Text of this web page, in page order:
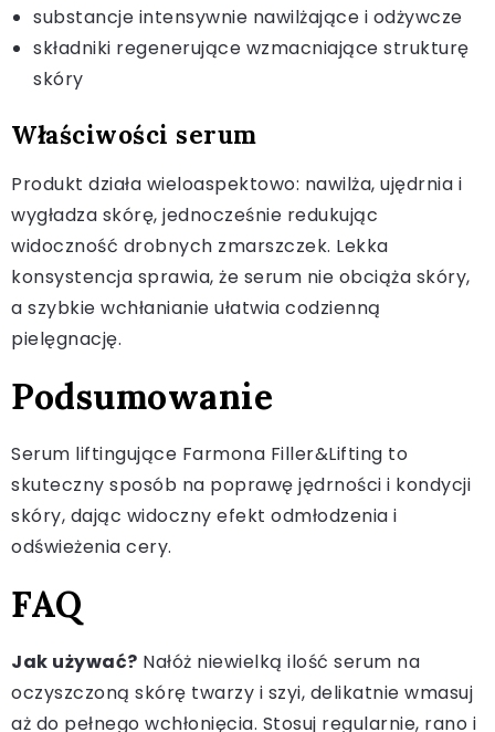
substancje intensywnie nawilżające i odżywcze
składniki regenerujące wzmacniające strukturę
skóry
Właściwości serum
Produkt działa wieloaspektowo: nawilża, ujędrnia i
wygładza skórę, jednocześnie redukując
widoczność drobnych zmarszczek. Lekka
konsystencja sprawia, że serum nie obciąża skóry,
a szybkie wchłanianie ułatwia codzienną
pielęgnację.
Podsumowanie
Serum liftingujące Farmona Filler&Lifting to
skuteczny sposób na poprawę jędrności i kondycji
skóry, dając widoczny efekt odmłodzenia i
odświeżenia cery.
FAQ
Jak używać? Nałóż niewielką ilość serum na
oczyszczoną skórę twarzy i szyi, delikatnie wmasuj
aż do pełnego wchłonięcia. Stosuj regularnie, rano i